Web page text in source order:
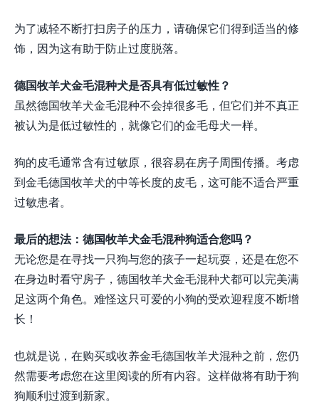
为了减轻不断打扫房子的压力，请确保它们得到适当的修
饰，因为这有助于防止过度脱落。
德国牧羊犬金毛混种犬是否具有低过敏性？
虽然德国牧羊犬金毛混种不会掉很多毛，但它们并不真正
被认为是低过敏性的，就像它们的金毛母犬一样。
狗的皮毛通常含有过敏原，很容易在房子周围传播。考虑
到金毛德国牧羊犬的中等长度的皮毛，这可能不适合严重
过敏患者。
最后的想法：德国牧羊犬金毛混种狗适合您吗？
无论您是在寻找一只狗与您的孩子一起玩耍，还是在您不
在身边时看守房子，德国牧羊犬金毛混种犬都可以完美满
足这两个角色。难怪这只可爱的小狗的受欢迎程度不断增
长！
也就是说，在购买或收养金毛德国牧羊犬混种之前，您仍
然需要考虑您在这里阅读的所有内容。这样做将有助于狗
狗顺利过渡到新家。